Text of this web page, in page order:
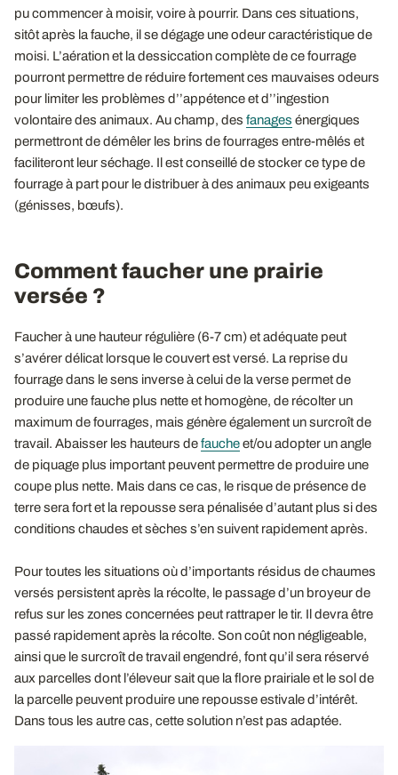
pu commencer à moisir, voire à pourrir. Dans ces situations,
sitôt après la fauche, il se dégage une odeur caractéristique de
moisi. L’aération et la dessiccation complète de ce fourrage
pourront permettre de réduire fortement ces mauvaises odeurs
pour limiter les problèmes d’’appétence et d’’ingestion
volontaire des animaux. Au champ, des fanages énergiques
permettront de démêler les brins de fourrages entre-mêlés et
faciliteront leur séchage. Il est conseillé de stocker ce type de
fourrage à part pour le distribuer à des animaux peu exigeants
(génisses, bœufs).
Comment faucher une prairie
versée ?
Faucher à une hauteur régulière (6-7 cm) et adéquate peut
s’avérer délicat lorsque le couvert est versé. La reprise du
fourrage dans le sens inverse à celui de la verse permet de
produire une fauche plus nette et homogène, de récolter un
maximum de fourrages, mais génère également un surcroît de
travail. Abaisser les hauteurs defaucheet/ou adopter un angle
de piquage plus important peuvent permettre de produire une
coupe plus nette. Mais dans ce cas, le risque de présence de
terre sera fort et la repousse sera pénalisée d’autant plus si des
conditions chaudes et sèches s’en suivent rapidement après.
Pour toutes les situations où d’importants résidus de chaumes
versés persistent après la récolte, le passage d’un broyeur de
refus sur les zones concernées peut rattraper le tir. Il devra être
passé rapidement après la récolte. Son coût non négligeable,
ainsi que le surcroît de travail engendré, font qu’il sera réservé
aux parcelles dont l’éleveur sait que la flore prairiale et le sol de
la parcelle peuvent produire une repousse estivale d’intérêt.
Dans tous les autre cas, cette solution n’est pas adaptée.